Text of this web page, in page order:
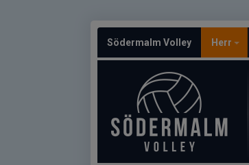
Södermalm Volley Herr